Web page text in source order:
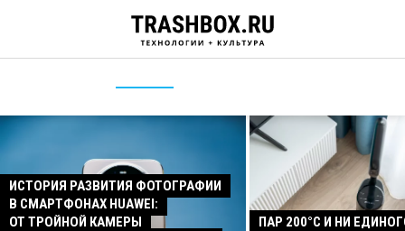
ИСТОРИЯ РАЗВИТИЯ ФОТОГРАФИИ
В СМАРТФОНАХ HUAWEI:
ОТ ТРОЙНОЙ КАМЕРЫ
ПАР 200°C И НИ